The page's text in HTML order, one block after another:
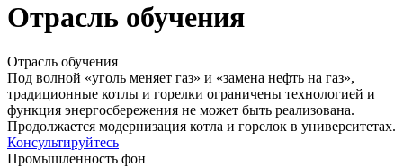
Отрасль обучения
Отрасль обучения
Под волной «уголь меняет газ» и «замена нефть на газ»,
традиционные котлы и горелки ограничены технологией и
функция энергосбережения не может быть реализована.
Продолжается модернизация котла и горелок в университетах.
Консультируйтесь
Промышленность фон